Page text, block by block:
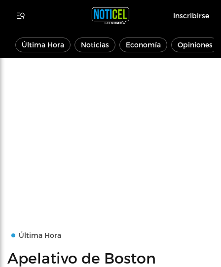
Inscribirse
Última Hora Noticias Economía Opiniones
Última Hora
Apelativo de Boston